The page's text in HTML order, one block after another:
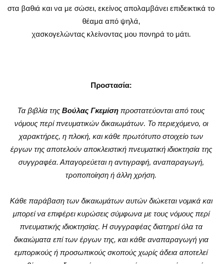
στα βαθιά και να με σώσει, εκείνος απολαμβάνει επιδεικτικά το
θέαμα από ψηλά,
χασκογελώντας κλείνοντας μου πονηρά το μάτι.
Προστασία:
Τα βιβλία της Βούλας Γκεμίση προστατεύονται από τους
νόμους περί πνευματικών δικαιωμάτων. Το περιεχόμενο, οι
χαρακτήρες, η πλοκή, και κάθε πρωτότυπο στοιχείο των
έργων της αποτελούν αποκλειστική πνευματική ιδιοκτησία της
συγγραφέα. Απαγορεύεται η αντιγραφή, αναπαραγωγή,
τροποποίηση ή άλλη χρήση.
Κάθε παράβαση των δικαιωμάτων αυτών διώκεται νομικά και
μπορεί να επιφέρει κυρώσεις σύμφωνα με τους νόμους περί
πνευματικής ιδιοκτησίας. Η συγγραφέας διατηρεί όλα τα
δικαιώματα επί των έργων της, και κάθε αναπαραγωγή για
εμπορικούς ή προσωπικούς σκοπούς χωρίς άδεια αποτελεί